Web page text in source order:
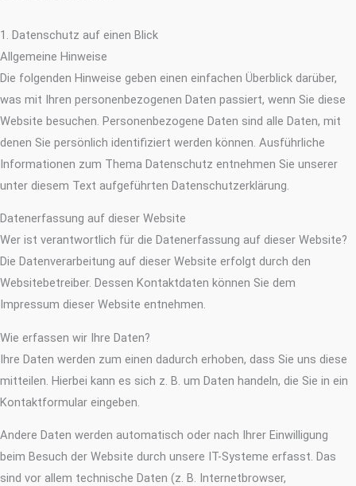
1. Datenschutz auf einen Blick
Allgemeine Hinweise
Die folgenden Hinweise geben einen einfachen Überblick darüber,
was mit Ihren personenbezogenen Daten passiert, wenn Sie diese
Website besuchen. Personenbezogene Daten sind alle Daten, mit
denen Sie persönlich identifiziert werden können. Ausführliche
Informationen zum Thema Datenschutz entnehmen Sie unserer
unter diesem Text aufgeführten Datenschutzerklärung.
Datenerfassung auf dieser Website
Wer ist verantwortlich für die Datenerfassung auf dieser Website?
Die Datenverarbeitung auf dieser Website erfolgt durch den
Websitebetreiber. Dessen Kontaktdaten können Sie dem
Impressum dieser Website entnehmen.
Wie erfassen wir Ihre Daten?
Ihre Daten werden zum einen dadurch erhoben, dass Sie uns diese
mitteilen. Hierbei kann es sich z. B. um Daten handeln, die Sie in ein
Kontaktformular eingeben.
Andere Daten werden automatisch oder nach Ihrer Einwilligung
beim Besuch der Website durch unsere IT-Systeme erfasst. Das
sind vor allem technische Daten (z. B. Internetbrowser,